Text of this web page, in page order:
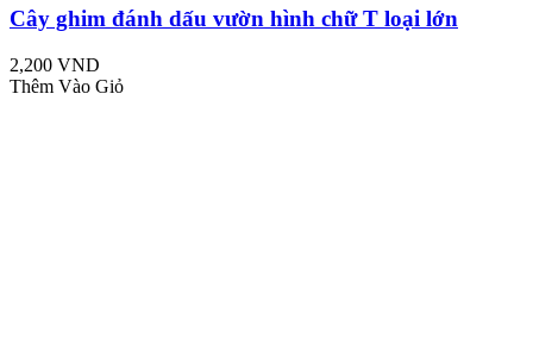
Cây ghim đánh dấu vườn hình chữ T loại lớn
2,200 VND
Thêm Vào Giỏ